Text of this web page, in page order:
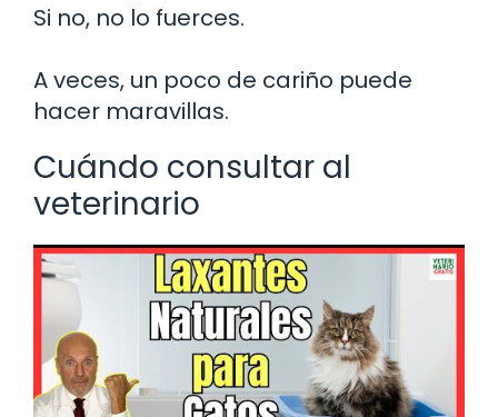
Si no, no lo fuerces.
A veces, un poco de cariño puede
hacer maravillas.
Cuándo consultar al
veterinario